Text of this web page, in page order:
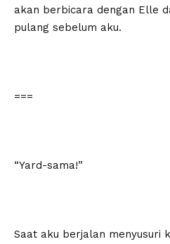
akan berbicara dengan Elle
pulang sebelum aku.
===
“Yard-sama!”
Saat aku berjalan menyusuri